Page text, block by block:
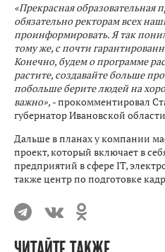
«Прекрасная образовательная
обязательно ректорам всех
проинформировать. Я так
тому же, с почти
Конечно, будем о программе
растите, создавайте больше
побольше берите людей на
важно», - прокомментировал
губернатор Ивановской
Дальше в планах у компании
проект, который включает в
предприятий в сфере IT,
также центр по подготовке